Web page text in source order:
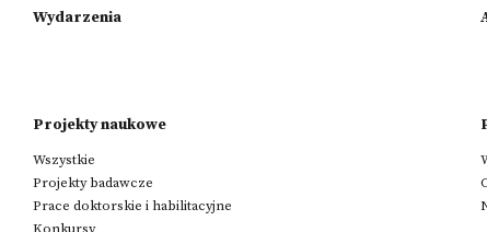
Wydarzenia
Projekty naukowe
Wszystkie
Projekty badawcze
Prace doktorskie i habilitacyjne
Konkursy